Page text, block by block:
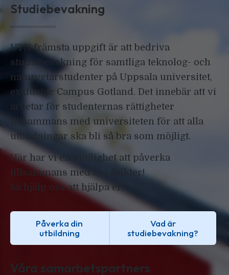
Studiebevakning
UTN främsta uppgift är att bedriva
studiebevakning för samtliga teknolog- och
naturvetarstudenter på Uppsala universitet,
exklusive Campus Gotland. Det innebär att vi
arbetar för studenternas rättigheter
tillsammans med universiteten för att alla
utbildningar ska bli så bra som möjligt.
Här har vi en möjlighet att påverka
tillsammans med era åsikter!
Så hjälp oss att hjälpa er.
Påverka din
utbildning
Vad är
studiebevakning?
Våra samarbetspartners